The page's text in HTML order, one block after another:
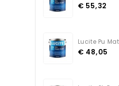
€ 55,32
€ 48,05